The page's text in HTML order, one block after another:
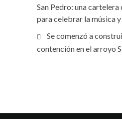
San Pedro: una
para celebrar la música
Se comenzó a
contención en el arroyo